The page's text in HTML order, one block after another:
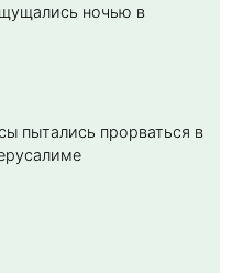
ночью в
пытались прорваться в